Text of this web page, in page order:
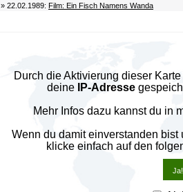
» 22.02.1989: Film: Ein Fisch Namens Wanda
Durch die Aktivierung dieser
deine
IP-Adresse
Mehr Infos dazu kannst du in
Wenn du damit einverstanden
klicke einfach auf den